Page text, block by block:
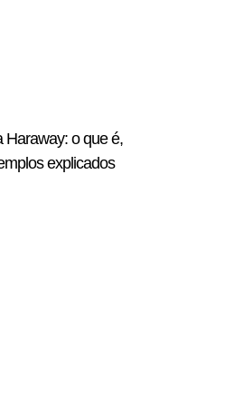
Haraway: o que é,
explicados